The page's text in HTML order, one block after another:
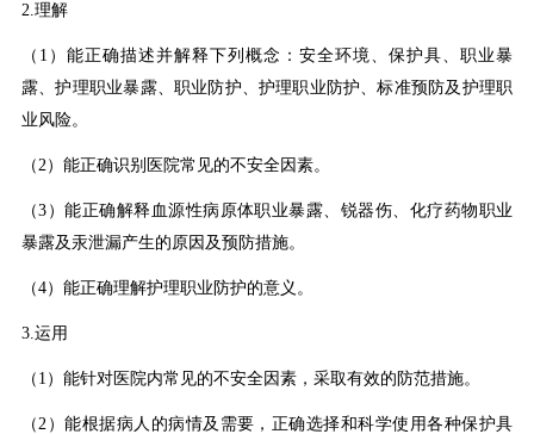
2.理解
（1）能正确描述并解释下列概念：安全环境、保护具、职业暴
露、护理职业暴露、职业防护、护理职业防护、标准预防及护理职
业风险。
（2）能正确识别医院常见的不安全因素。
（3）能正确解释血源性病原体职业暴露、锐器伤、化疗药物职业
暴露及汞泄漏产生的原因及预防措施。
（4）能正确理解护理职业防护的意义。
3.运用
（1）能针对医院内常见的不安全因素，采取有效的防范措施。
（2）能根据病人的病情及需要，正确选择和科学使用各种保护具